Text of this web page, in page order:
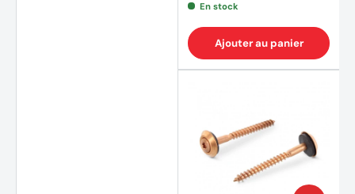
En stock
Ajouter au panier